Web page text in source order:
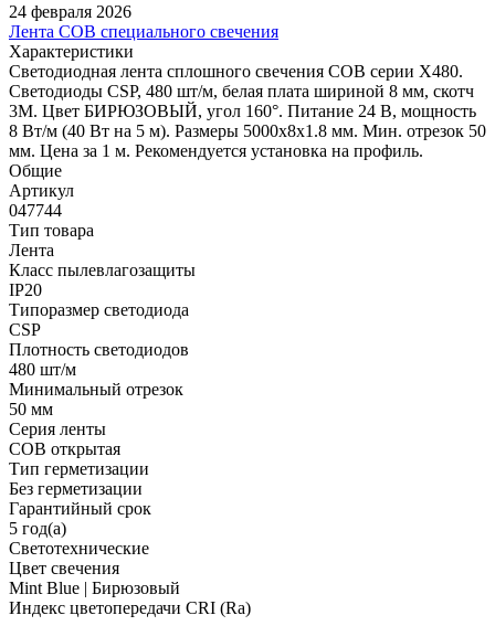
24 февраля 2026
Лента COB специального свечения
Характеристики
Светодиодная лента сплошного свечения COB серии X480.
Светодиоды CSP, 480 шт/м, белая плата шириной 8 мм, скотч
3M. Цвет БИРЮЗОВЫЙ, угол 160°. Питание 24 В, мощность
8 Вт/м (40 Вт на 5 м). Размеры 5000х8х1.8 мм. Мин. отрезок 50
мм. Цена за 1 м. Рекомендуется установка на профиль.
Общие
Артикул
047744
Тип товара
Лента
Класс пылевлагозащиты
IP20
Типоразмер светодиода
CSP
Плотность светодиодов
480 шт/м
Минимальный отрезок
50 мм
Серия ленты
COB открытая
Тип герметизации
Без герметизации
Гарантийный срок
5 год(а)
Светотехнические
Цвет свечения
Mint Blue | Бирюзовый
Индекс цветопередачи CRI (Ra)